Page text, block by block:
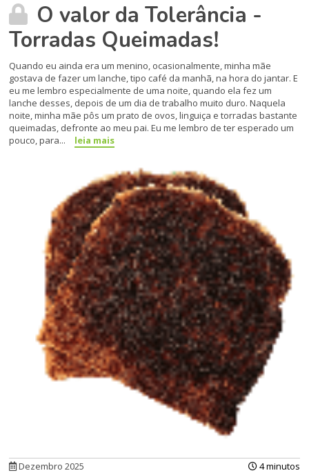
O valor da Tolerância -
Torradas Queimadas!
Quando eu ainda era um menino, ocasionalmente, minha mãe
gostava de fazer um lanche, tipo café da manhã, na hora do jantar. E
eu me lembro especialmente de uma noite, quando ela fez um
lanche desses, depois de um dia de trabalho muito duro. Naquela
noite, minha mãe pôs um prato de ovos, linguiça e torradas bastante
queimadas, defronte ao meu pai. Eu me lembro de ter esperado um
pouco, para...
leia mais
Dezembro 2025 4 minutos